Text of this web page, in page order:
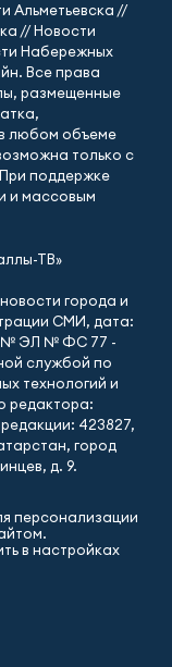
Альметьевска //
// Новости
Набережных
Все права
размещенные
любом объеме
только с
поддержке
и массовым
ТВ»
города и
СМИ, дата:
№ ЭЛ № ФС 77 -
службой по
технологий и
редактора:
423827,
город
д. 9.
персонализации
в настройках